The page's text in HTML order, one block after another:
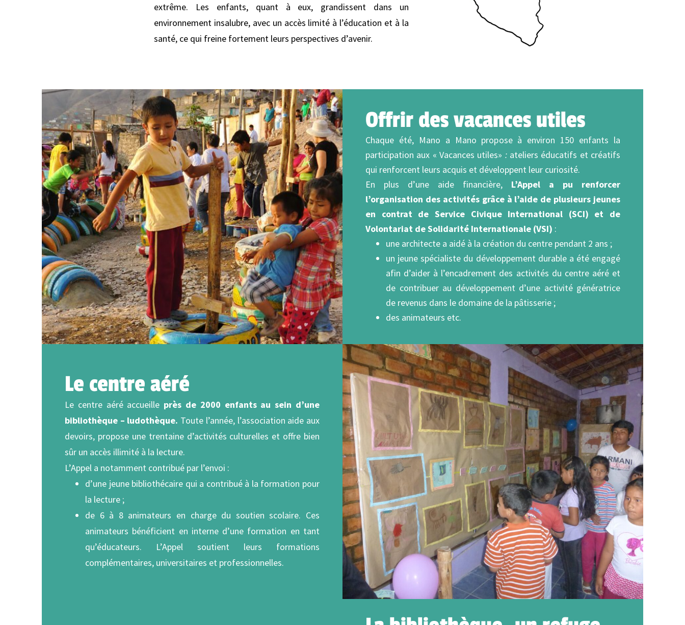
extrême. Les enfants, quant à eux, grandissent dans un
environnement insalubre, avec un accès limité à l’éducation et à la
santé, ce qui freine fortement leurs perspectives d’avenir.
Offrir des vacances utiles
Chaque été, Mano a Mano propose à environ 150 enfants la
participation aux « Vacances utiles» : ateliers éducatifs et créatifs
qui renforcent leurs acquis et développent leur curiosité.
En plus d’une aide financière, L’Appel a pu renforcer
l’organisation des activités grâce à l’aide de plusieurs jeunes
en contrat de Service Civique International (SCI) et de
Volontariat de Solidarité Internationale (VSI) :
une architecte a aidé à la création du centre pendant 2 ans ;
un jeune spécialiste du développement durable a été engagé
afin d’aider à l’encadrement des activités du centre aéré et
de contribuer au développement d’une activité génératrice
de revenus dans le domaine de la pâtisserie ;
des animateurs etc.
Le centre aéré
Le centre aéré accueille près de 2000 enfants au sein d’une
bibliothèque – ludothèque. Toute l’année, l’association aide aux
devoirs, propose une trentaine d’activités culturelles et offre bien
sûr un accès illimité à la lecture.
L’Appel a notamment contribué par l’envoi :
d’une jeune bibliothécaire qui a contribué à la formation pour
la lecture ;
de 6 à 8 animateurs en charge du soutien scolaire. Ces
animateurs bénéficient en interne d’une formation en tant
qu’éducateurs. L’Appel soutient leurs formations
complémentaires, universitaires et professionnelles.